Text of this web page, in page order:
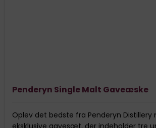
Penderyn Single Malt Gaveæske
Oplev det bedste fra Penderyn